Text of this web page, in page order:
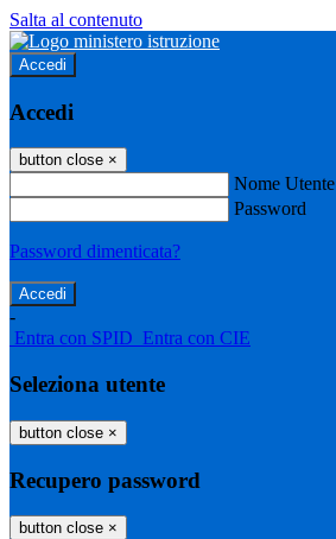
Salta al contenuto
Accedi
Accedi
button close ×
Nome Utente
Password
Password dimenticata?
-
Entra con SPID Entra con CIE
Seleziona utente
button close ×
Recupero password
button close ×